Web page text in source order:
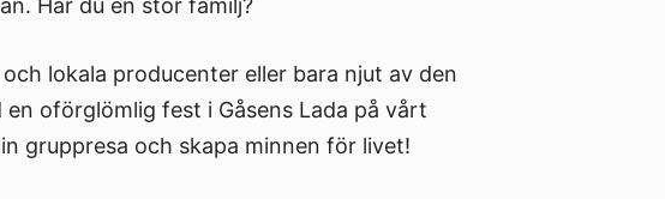
Har du en stor familj?
lokala producenter eller bara njut av den
oförglömlig fest i Gåsens Lada på vårt
gruppresa och skapa minnen för livet!